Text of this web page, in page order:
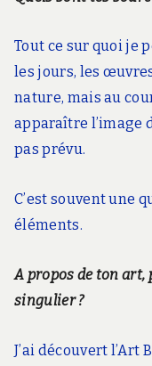
Tout ce sur quoi je
les jours, les
nature, mais au
apparaître l’image
pas prévu.
C’est souvent une
éléments.
A propos de ton art,
singulier ?
J’ai découvert l’Art